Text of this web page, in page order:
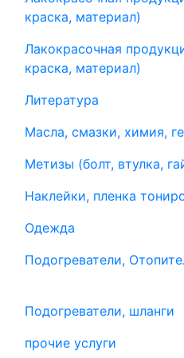
краска, материал)
Лакокрасочная
краска, материал)
Литература
Масла, смазки, химия,
Метизы (болт, втулка,
Наклейки, пленка
Одежда
Подогреватели,
Подогреватели, шланги
прочие услуги